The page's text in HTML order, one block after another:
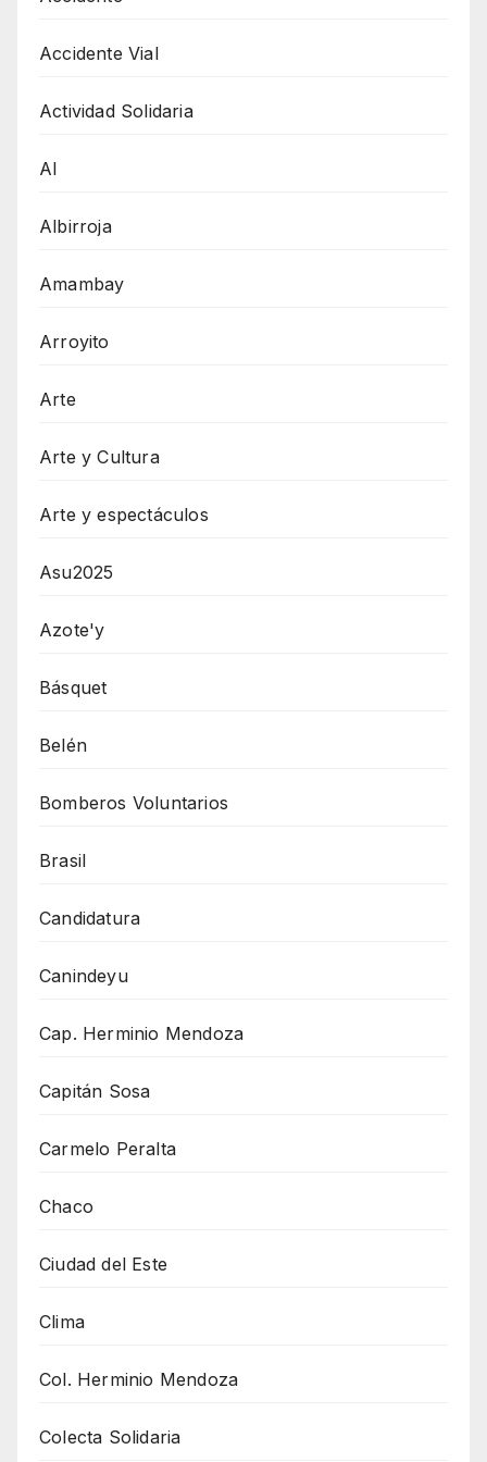
Accidente Vial
Actividad Solidaria
AI
Albirroja
Amambay
Arroyito
Arte
Arte y Cultura
Arte y espectáculos
Asu2025
Azote'y
Básquet
Belén
Bomberos Voluntarios
Brasil
Candidatura
Canindeyu
Cap. Herminio Mendoza
Capitán Sosa
Carmelo Peralta
Chaco
Ciudad del Este
Clima
Col. Herminio Mendoza
Colecta Solidaria